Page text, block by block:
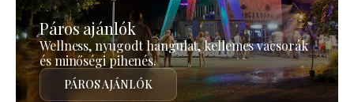
Páros ajánlók
Wellness, nyugodt hangulat, kellemes vacsorák
és minőségi pihenés.
PÁROS AJÁNLÓK